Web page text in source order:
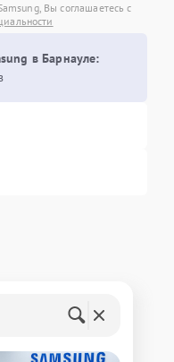
Вы соглашаетесь с
в Барнауле: